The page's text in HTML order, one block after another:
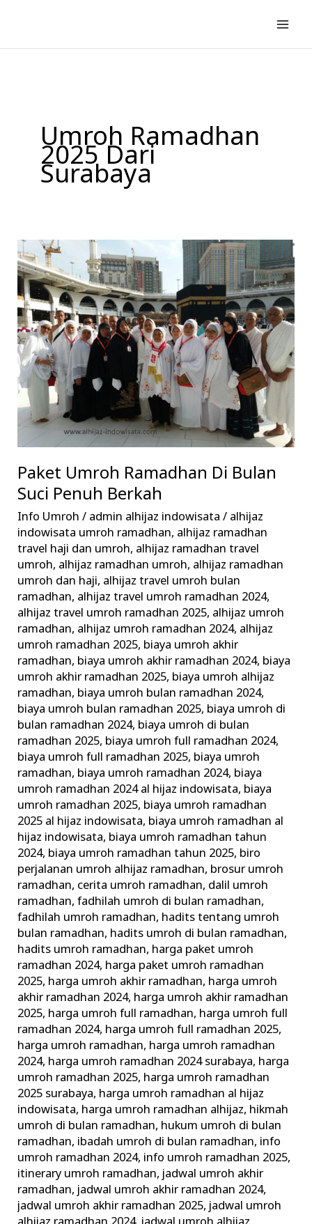
konten
Umroh Ramadhan
2025 Dari
Surabaya
Paket Umroh Ramadhan Di Bulan
Suci Penuh Berkah
Info Umroh / admin alhijaz indowisata/ alhijaz
indowisata umroh ramadhan, alhijaz ramadhan
travel haji dan umroh, alhijaz ramadhan travel
umroh, alhijaz ramadhan umroh, alhijaz ramadhan
umroh dan haji, alhijaz travel umroh bulan
ramadhan, alhijaz travel umroh ramadhan 2024,
alhijaz travel umroh ramadhan 2025, alhijaz umroh
ramadhan, alhijaz umroh ramadhan 2024, alhijaz
umroh ramadhan 2025, biaya umroh akhir
ramadhan, biaya umroh akhir ramadhan 2024, biaya
umroh akhir ramadhan 2025, biaya umroh alhijaz
ramadhan, biaya umroh bulan ramadhan 2024,
biaya umroh bulan ramadhan 2025, biaya umroh di
bulan ramadhan 2024, biaya umroh di bulan
ramadhan 2025, biaya umroh full ramadhan 2024,
biaya umroh full ramadhan 2025, biaya umroh
ramadhan, biaya umroh ramadhan 2024, biaya
umroh ramadhan 2024 al hijaz indowisata, biaya
umroh ramadhan 2025, biaya umroh ramadhan
2025 al hijaz indowisata, biaya umroh ramadhan al
hijaz indowisata, biaya umroh ramadhan tahun
2024, biaya umroh ramadhan tahun 2025, biro
perjalanan umroh alhijaz ramadhan, brosur umroh
ramadhan, cerita umroh ramadhan, dalil umroh
ramadhan,fadhilah umroh di bulan ramadhan,
fadhilah umroh ramadhan, hadits tentang umroh
bulan ramadhan, hadits umroh di bulan ramadhan,
hadits umroh ramadhan, harga paket umroh
ramadhan 2024, harga paket umroh ramadhan
2025, harga umroh akhir ramadhan, harga umroh
akhir ramadhan 2024, harga umroh akhir ramadhan
2025, harga umroh full ramadhan, harga umroh full
ramadhan 2024, harga umroh full ramadhan 2025,
harga umroh ramadhan, harga umroh ramadhan
2024, harga umroh ramadhan 2024 surabaya, harga
umroh ramadhan 2025, harga umroh ramadhan
2025 surabaya, harga umroh ramadhan al hijaz
indowisata, harga umroh ramadhan alhijaz, hikmah
umroh di bulan ramadhan, hukum umroh di bulan
ramadhan, ibadah umroh di bulan ramadhan, info
umroh ramadhan 2024, info umroh ramadhan 2025,
itinerary umroh ramadhan, jadwal umroh akhir
ramadhan, jadwal umroh akhir ramadhan 2024,
jadwal umroh akhir ramadhan 2025, jadwal umroh
Paket
Umroh
Ramadhan
Di
Bulan
Suci
Penuh
Berkah